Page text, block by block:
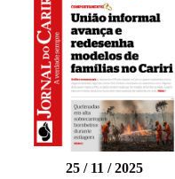
25 / 11 / 2025